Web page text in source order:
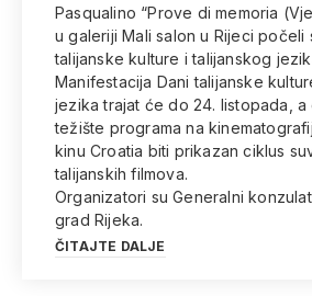
Pasqualino “Prove di memoria
u galeriji Mali salon u Rijeci počeli
talijanske kulture i talijanskog
Manifestacija Dani talijanske
jezika trajat će do 24. listopada,
težište programa na
kinu Croatia biti prikazan ciklus
talijanskih filmova.
Organizatori su Generalni
grad Rijeka.
ČITAJTE DALJE